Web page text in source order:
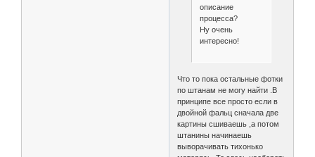
описание
процесса?
Ну очень
интересно!
Что то пока остальные фотки
по штанам не могу найти .В
принципе все просто если в
двойной фальц сначала две
картины сшиваешь ,а потом
штанины начинаешь
выворачивать тихонько